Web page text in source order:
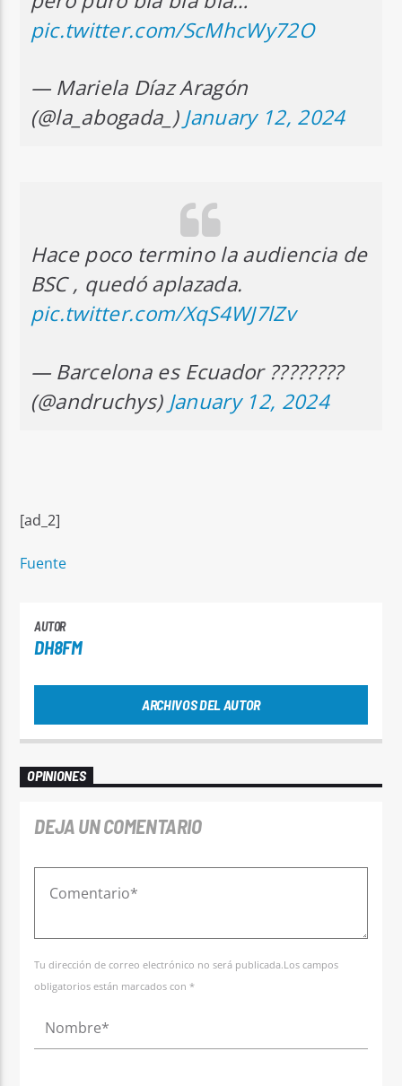
pic.twitter.com/ScMhcWy72O
— Mariela Díaz Aragón
(@la_abogada_) January 12, 2024
Hace poco termino la audiencia de
BSC , quedó aplazada.
pic.twitter.com/XqS4WJ7lZv
— Barcelona es Ecuador ????????
(@andruchys) January 12, 2024
[ad_2]
Fuente
AUTOR
DH8FM
ARCHIVOS DEL AUTOR
OPINIONES
DEJA UN COMENTARIO
Tu dirección de correo electrónico no será publicada.Los campos
obligatorios están marcados con *